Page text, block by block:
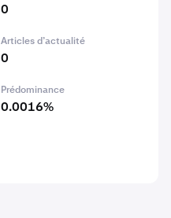
0
Articles d’actualité
0
Prédominance
0.0016%